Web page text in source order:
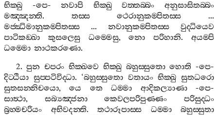
භික‍්ඛු -පෙ-නවාපි භික‍්ඛු වත‍්තබ‍්බං
අනුසාසිතබ‍්බං
මඤ‍්ඤන‍්ති. තස‍්ස ථෙරානුකම‍්පිතස‍්ස ...
මජ‍්ඣිමානුකම‍්පිතස‍්ස ... නවානුකම‍්පිතස‍්ස
වුද‍්ධියෙව
පාටිකඞ‍්ඛා
කුසලෙසු ධම‍්මෙසු,නො පරිහානි.අයම‍්පි
ධම‍්මො නාථකරණො.
2.පුන චපරං භික‍්ඛවෙ භික‍්ඛු බහුස‍්සුතො හොති -පෙ-
දිට‍්ඨියා සුප‍්පටිවිද‍්ධා. ‘බහුස‍්සුතො වතායං භික‍්ඛු සුතධරො
සුතසන‍්නිචයො,යෙ තෙ ධම‍්මා ආදිකල්‍යාණා-පෙ-
සාත්‍ථා, සබ්‍යඤ‍්ජනා කෙවලපරිපුණ‍්ණං
පරිසුද‍්ධං
බ්‍රහ‍්මචරියං
අභිවදන‍්ති. තථාරූපාස‍්ස ධම‍්මා
බහුස‍්සුතා